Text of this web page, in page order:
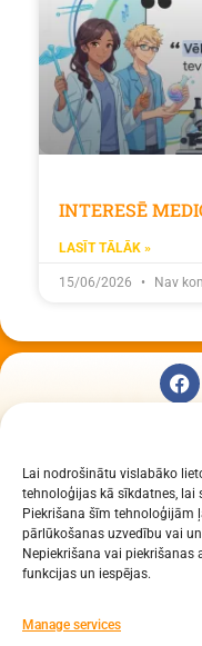
Lai nodrošinātu vislabāko
tehnoloģijas kā sīkdatnes,
Piekrišana šīm tehnoloģijām
pārlūkošanas uzvedību vai
Nepiekrišana vai
funkcijas un iespējas.
Manage services
INTERESĒ
LASĪT TĀLĀK »
15/06/2026 Nav
Raiņa iela
Reģ.
Daugavpils